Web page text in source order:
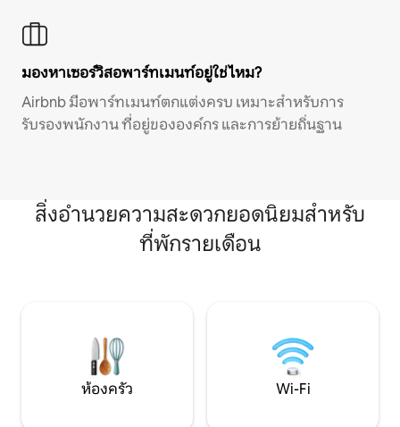
มองหาเซอร์วิสอพาร์ทเมนท์อยู่ใช่ไหม?
Airbnb มีอพาร์ทเมนท์ตกแต่งครบ เหมาะสำหรับการ
รับรองพนักงาน ที่อยู่ขององค์กร และการย้ายถิ่นฐาน
สิ่งอำนวยความสะดวกยอดนิยมสำหรับ
ที่พักรายเดือน
ห้องครัว Wi-Fi